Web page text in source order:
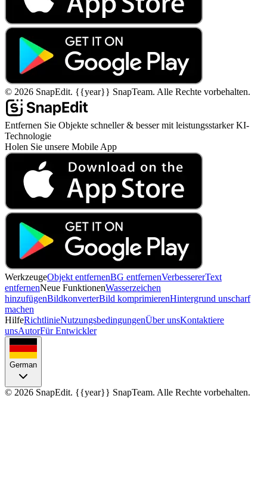
© 2026 SnapEdit. {{year}} SnapTeam. Alle Rechte vorbehalten.
Entfernen Sie Objekte schneller & besser mit leistungsstarker KI-
Technologie
Holen Sie unsere Mobile App
WerkzeugeObjekt entfernenBG entfernenVerbessererText
entfernenNeue FunktionenWasserzeichen
hinzufügenBildkonverterBild komprimierenHintergrund unscharf
machen
HilfeRichtlinieNutzungsbedingungenÜber unsKontaktiere
unsAutorFür Entwickler
German
© 2026 SnapEdit. {{year}} SnapTeam. Alle Rechte vorbehalten.